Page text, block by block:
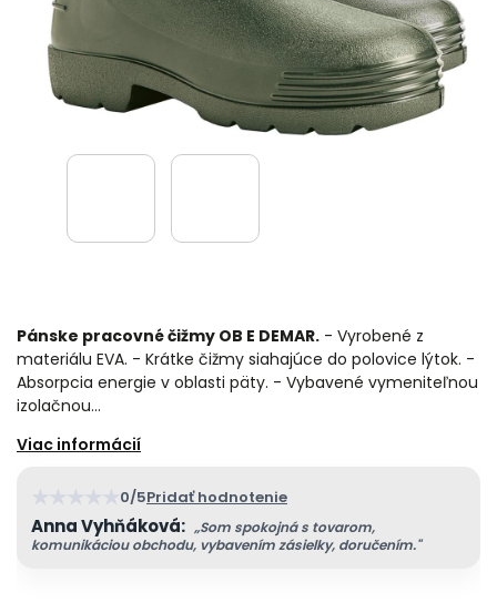
Pánske pracovné čižmy OB E DEMAR. - Vyrobené z
materiálu EVA. - Krátke čižmy siahajúce do polovice lýtok. -
Absorpcia energie v oblasti päty. - Vybavené vymeniteľnou
izolačnou…
★ ★ ★ ★ ★0/5Pridať hodnotenie
Anna Vyhňáková: „Som spokojná s tovarom,
komunikáciou obchodu, vybavením zásielky, doručením."